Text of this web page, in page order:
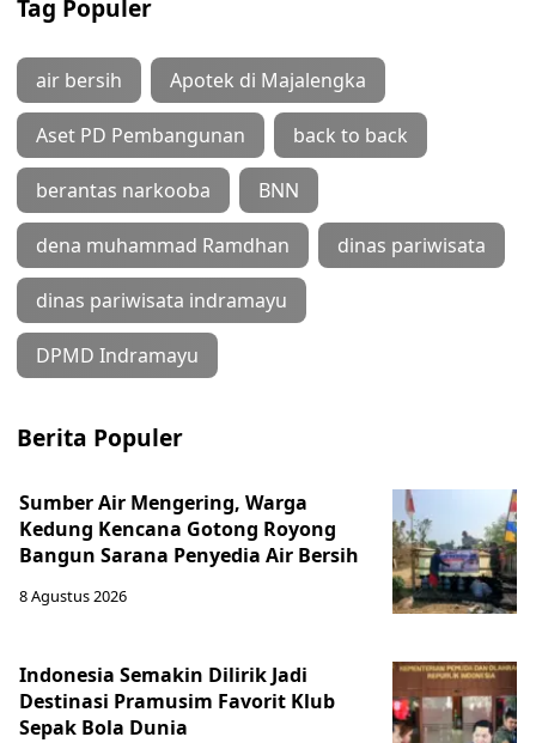
Tag Populer
air bersih Apotek di Majalengka
Aset PD Pembangunan back to back
berantas narkooba BNN
dena muhammad Ramdhan dinas pariwisata
dinas pariwisata indramayu
DPMD Indramayu
Berita Populer
Sumber Air Mengering, Warga
Kedung Kencana Gotong Royong
Bangun Sarana Penyedia Air Bersih
8 Agustus 2026
Indonesia Semakin Dilirik Jadi
Destinasi Pramusim Favorit Klub
Sepak Bola Dunia